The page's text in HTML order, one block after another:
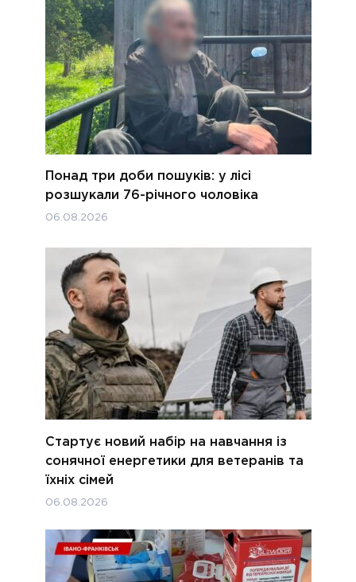
Понад три доби пошуків: у лісі
розшукали 76-річного чоловіка
06.08.2026
Стартує новий набір на навчання із
сонячної енергетики для ветеранів та
їхніх сімей
06.08.2026